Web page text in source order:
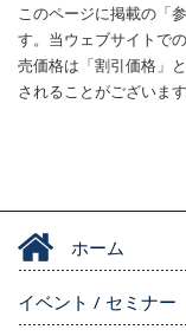
このページに掲載の「
す。当ウェブサイトで
売価格は「割引価格」
されることがございま
ホーム
イベント / セミナー